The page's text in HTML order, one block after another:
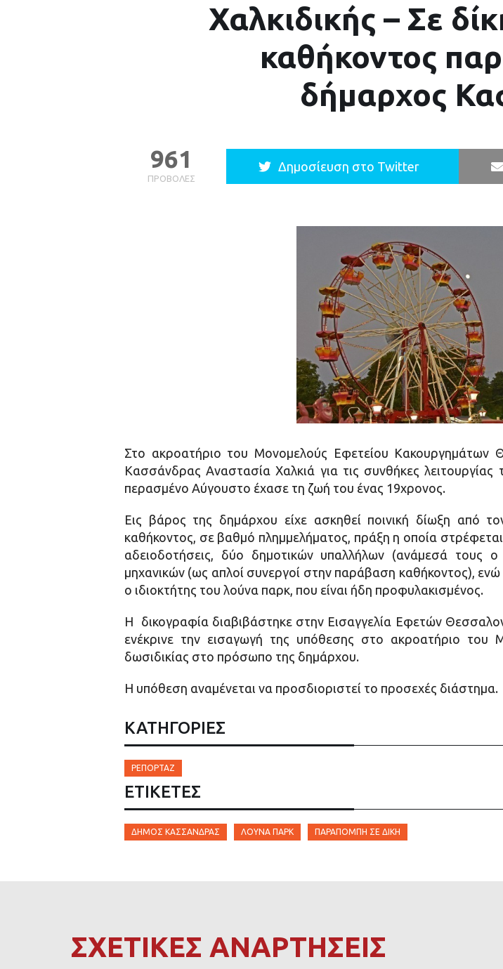
Χαλκιδικής – Σε
καθήκοντος
δήμαρχος
ΠΡΟΒΟΛΈΣ
961 Δημοσίευση στο Twitter
Στο ακροατήριο του Μονομελούς Εφετείου Κακουργημάτων
Κασσάνδρας Αναστασία Χαλκιά για τις συνθήκες
περασμένο Αύγουστο έχασε τη ζωή του ένας 19χρονος.
Εις βάρος της δημάρχου είχε ασκηθεί ποινική δίωξη από
καθήκοντος, σε βαθμό πλημμελήματος, πράξη η οποία
αδειοδοτήσεις, δύο δημοτικών υπαλλήλων (ανάμεσά τους
μηχανικών (ως απλοί συνεργοί στην παράβαση καθήκοντος), ενώ
ο ιδιοκτήτης του λούνα παρκ, που είναι ήδη προφυλακισμένος.
Η δικογραφία διαβιβάστηκε στην Εισαγγελία Εφετών
ενέκρινε την εισαγωγή της υπόθεσης στο ακροατήριο του
δωσιδικίας στο πρόσωπο της δημάρχου.
Η υπόθεση αναμένεται να προσδιοριστεί το προσεχές διάστημα.
ΚΑΤΗΓΟΡΙΕΣ
ΡΕΠΟΡΤΆΖ
ΕΤΙΚΈΤΕΣ
ΔΉΜΟΣ ΚΑΣΣΆΝΔΡΑΣ ΛΟΎΝΑ ΠΆΡΚ ΠΑΡΑΠΟΜΠΉ ΣΕ ΔΊΚΗ
ΣΧΕΤΙΚΕΣ ΑΝΑΡΤΗΣΕΙΣ